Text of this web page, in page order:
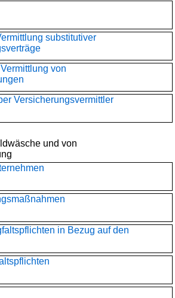
substitutiver
von
Versicherungsvermittler
und von
in Bezug auf den